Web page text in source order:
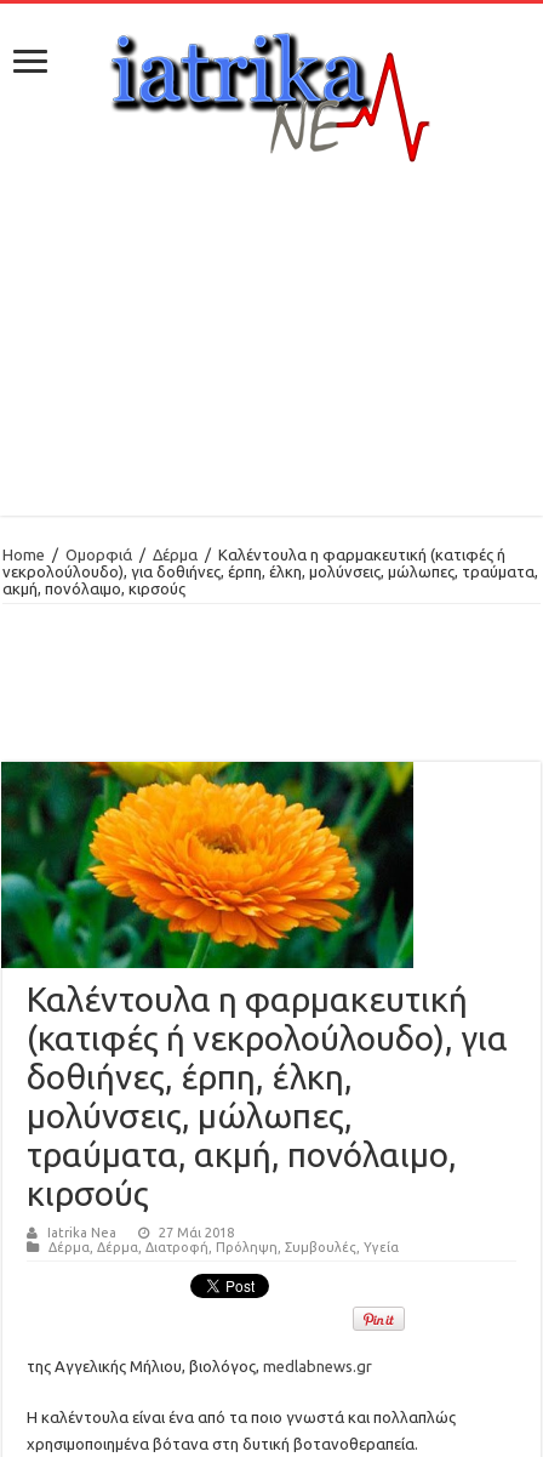
Home / Ομορφιά / Δέρμα / Καλέντουλα η φαρμακευτική (κατιφές ή
νεκρολούλουδο), για δοθιήνες, έρπη, έλκη, μολύνσεις, μώλωπες, τραύματα,
ακμή, πονόλαιμο, κιρσούς
Καλέντουλα η φαρμακευτική
(κατιφές ή νεκρολούλουδο), για
δοθιήνες, έρπη, έλκη,
μολύνσεις, μώλωπες,
τραύματα, ακμή, πονόλαιμο,
κιρσούς
Iatrika Nea
27 Μάι 2018
Δέρμα ,Δέρμα ,Διατροφή Πρόληψη ,Συμβουλές ,Υγεία
της Αγγελικής Μήλιου, βιολόγος,medlabnews.gr
Η καλέντουλα είναι ένα από τα ποιο γνωστά και πολλαπλώς
χρησιμοποιημένα βότανα στη δυτική βοτανοθεραπεία.